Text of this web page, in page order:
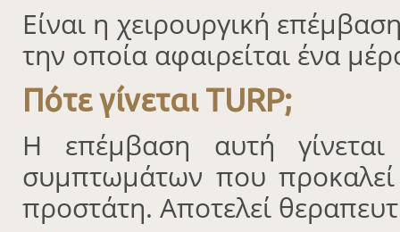
Είναι η χειρουργική
την οποία αφαιρείται ένα
Πότε γίνεται TURP;
Η επέμβαση αυτή
συμπτωμάτων που
προστάτη. Αποτελεί